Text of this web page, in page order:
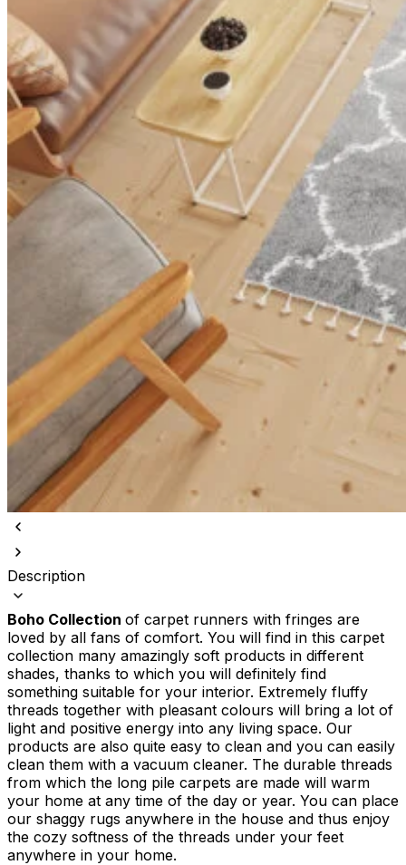
Description
Boho Collection of carpet runners with fringes are
loved by all fans of comfort. You will find in this carpet
collection many amazingly soft products in different
shades, thanks to which you will definitely find
something suitable for your interior. Extremely fluffy
threads together with pleasant colours will bring a lot of
light and positive energy into any living space. Our
products are also quite easy to clean and you can easily
clean them with a vacuum cleaner. The durable threads
from which the long pile carpets are made will warm
your home at any time of the day or year. You can place
our shaggy rugs anywhere in the house and thus enjoy
the cozy softness of the threads under your feet
anywhere in your home.